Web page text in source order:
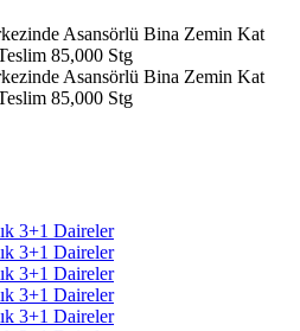
Asansörlü Bina Zemin Kat
85,000 Stg
Asansörlü Bina Zemin Kat
85,000 Stg